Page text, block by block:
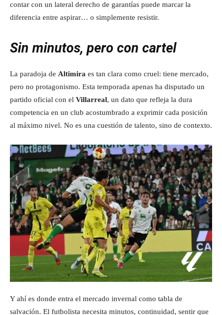
contar con un lateral derecho de garantías puede marcar la
diferencia entre aspirar… o simplemente resistir.
Sin minutos, pero con cartel
La paradoja de Altimira es tan clara como cruel: tiene mercado,
pero no protagonismo. Esta temporada apenas ha disputado un
partido oficial con el Villarreal, un dato que refleja la dura
competencia en un club acostumbrado a exprimir cada posición
al máximo nivel. No es una cuestión de talento, sino de contexto.
Y ahí es donde entra el mercado invernal como tabla de
salvación. El futbolista necesita minutos, continuidad, sentir que